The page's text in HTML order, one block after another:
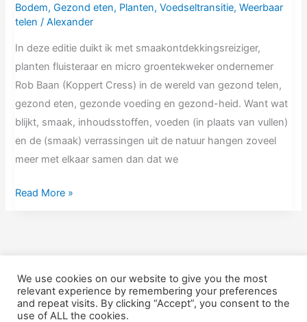
Bodem,Gezond eten, Planten,Voedseltransitie,Weerbaar
telen /Alexander
In deze editie duikt ik met smaakontdekkingsreiziger,
planten fluisteraar en micro groentekweker ondernemer
Rob Baan (Koppert Cress) in de wereld van gezond telen,
gezond eten, gezonde voeding en gezond-heid. Want wat
blijkt, smaak, inhoudsstoffen, voeden (in plaats van vullen)
en de (smaak) verrassingen uit de natuur hangen zoveel
meer met elkaar samen dan dat we
Read More »
Nieuw Voer is een handelsnaam van Scope Matters en is
We use cookies on our website to give you the most
relevant experience by remembering your preferences
and repeat visits. By clicking “Accept”, you consent to the
use of ALL the cookies.